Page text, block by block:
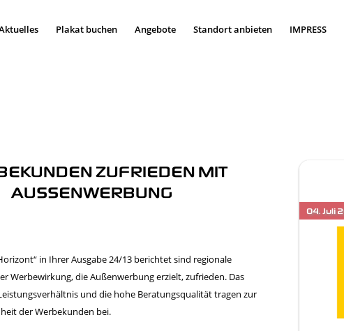
Plakat buchen Angebote Standort anbieten IMPRESS
ZUFRIEDEN MIT
AUSSENWERBUNG
in Ihrer Ausgabe 24/13 berichtet sind regionale
Werbewirkung, die Außenwerbung erzielt, zufrieden. Das
und die hohe Beratungsqualität tragen zur
der Werbekunden bei.